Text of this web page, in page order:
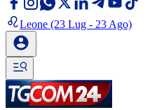
Leone (23 Lug - 23 Ago)